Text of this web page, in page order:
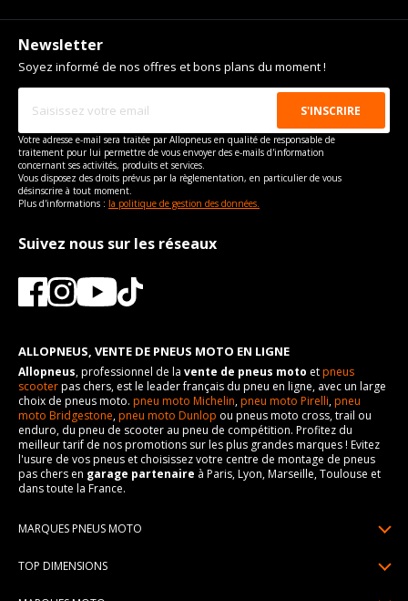
Newsletter
Soyez informé de nos offres et bons plans du moment !
Votre adresse e-mail sera traitée par Allopneus en qualité de responsable de
traitement pour lui permettre de vous envoyer des e-mails d'information
concernant ses activités, produits et services.
Vous disposez des droits prévus par la règlementation, en particulier de vous
désinscrire à tout moment.
Plus d'informations : la politique de gestion des données.
Suivez nous sur les réseaux
ALLOPNEUS, VENTE DE PNEUS MOTO EN LIGNE
Allopneus, professionnel de la vente de pneus moto etpneus
scooterpas chers, est le leader français du pneu en ligne, avec un large
choix de pneus moto. pneu moto Michelin,pneu moto Pirelli,pneu
moto Bridgestone,pneu moto Dunlop ou pneus moto cross, trail ou
enduro, du pneu de scooter au pneu de compétition. Profitez du
meilleur tarif de nos promotions sur les plus grandes marques ! Evitez
l'usure de vos pneus et choisissez votre centre de montage de pneus
pas chers en garage partenaire à Paris, Lyon, Marseille, Toulouse et
dans toute la France.
MARQUES PNEUS MOTO
TOP DIMENSIONS